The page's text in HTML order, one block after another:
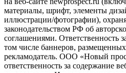
материалы, шрифт, элементы
иллюстрации/фотографии),
законодательством РФ об
соглашениями. Ответственность
том числе баннеров, размещенных
рекламодатель. ООО «Новый
ответственность за содержание